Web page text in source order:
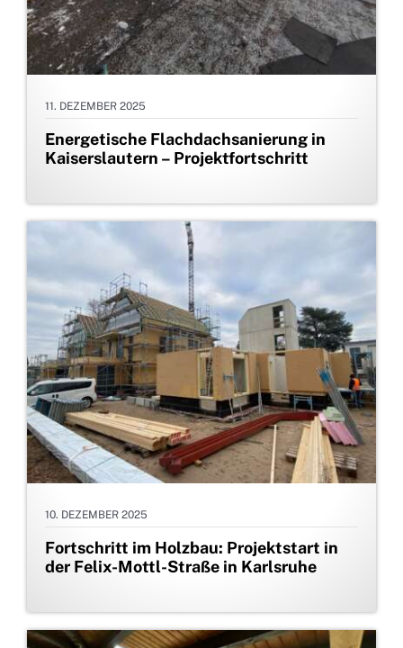
11. DEZEMBER 2025
Energetische Flachdachsanierung in
Kaiserslautern – Projektfortschritt
10. DEZEMBER 2025
Fortschritt im Holzbau: Projektstart in
der Felix-Mottl-Straße in Karlsruhe